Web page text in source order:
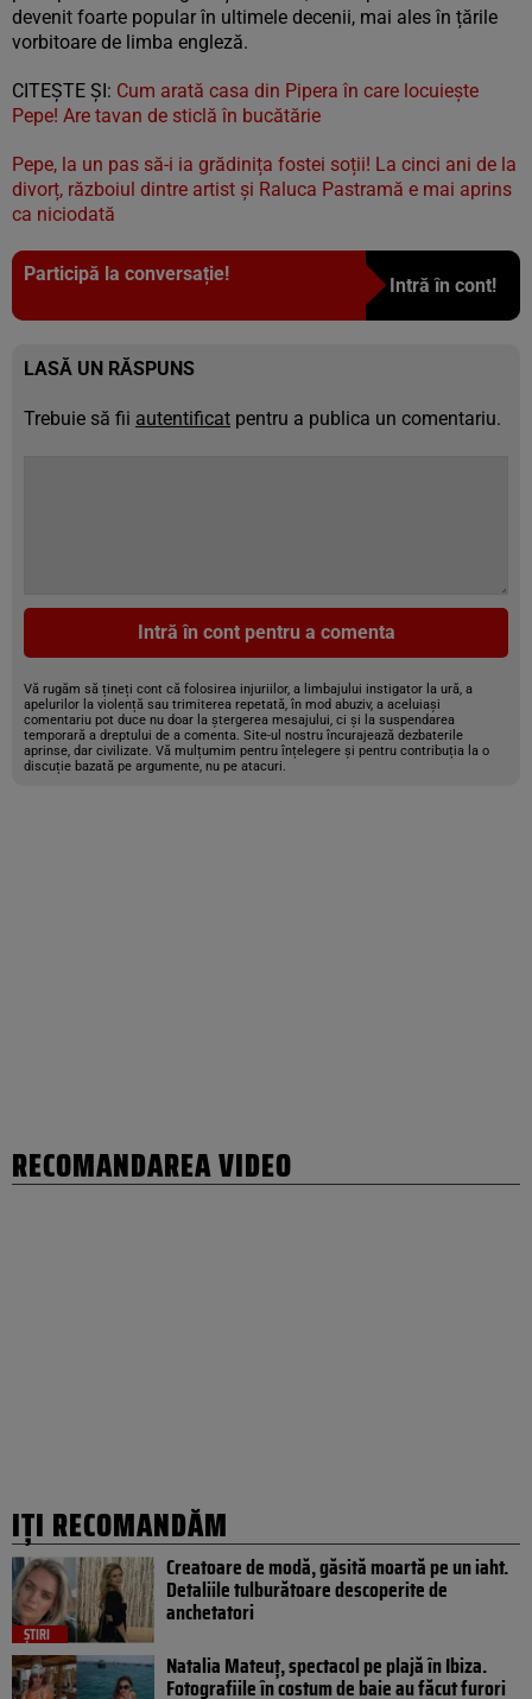
devenit foarte popular în ultimele decenii, mai ales în țările
vorbitoare de limba engleză.
CITEȘTE ȘI: Cum arată casa din Pipera în care locuiește
Pepe! Are tavan de sticlă în bucătărie
Pepe, la un pas să-i ia grădinița fostei soții! La cinci ani de la
divorț, războiul dintre artist și Raluca Pastramă e mai aprins
ca niciodată
Participă la conversație!
Intră în cont!
LASĂ UN RĂSPUNS
Trebuie să fii autentificat pentru a publica un comentariu.
Intră în cont pentru a comenta
Vă rugăm să țineți cont că folosirea injuriilor, a limbajului instigator la ură, a
apelurilor la violență sau trimiterea repetată, în mod abuziv, a aceluiași
comentariu pot duce nu doar la ștergerea mesajului, ci și la suspendarea
temporară a dreptului de a comenta. Site-ul nostru încurajează dezbaterile
aprinse, dar civilizate. Vă mulțumim pentru înțelegere și pentru contribuția la o
discuție bazată pe argumente, nu pe atacuri.
RECOMANDAREA VIDEO
IȚI RECOMANDĂM
ȘTIRI
Creatoare de modă, găsită moartă pe un iaht.
Detaliile tulburătoare descoperite de
anchetatori
Natalia Mateuț, spectacol pe plajă în Ibiza.
Fotografiile în costum de baie au făcut furori